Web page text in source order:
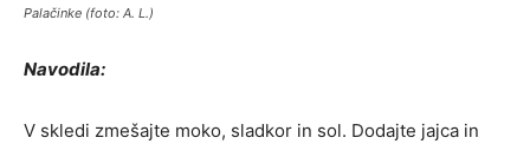
Palačinke (foto: A. L.)
Navodila:
V skledi zmešajte moko, sladkor in sol. Dodajte jajca in